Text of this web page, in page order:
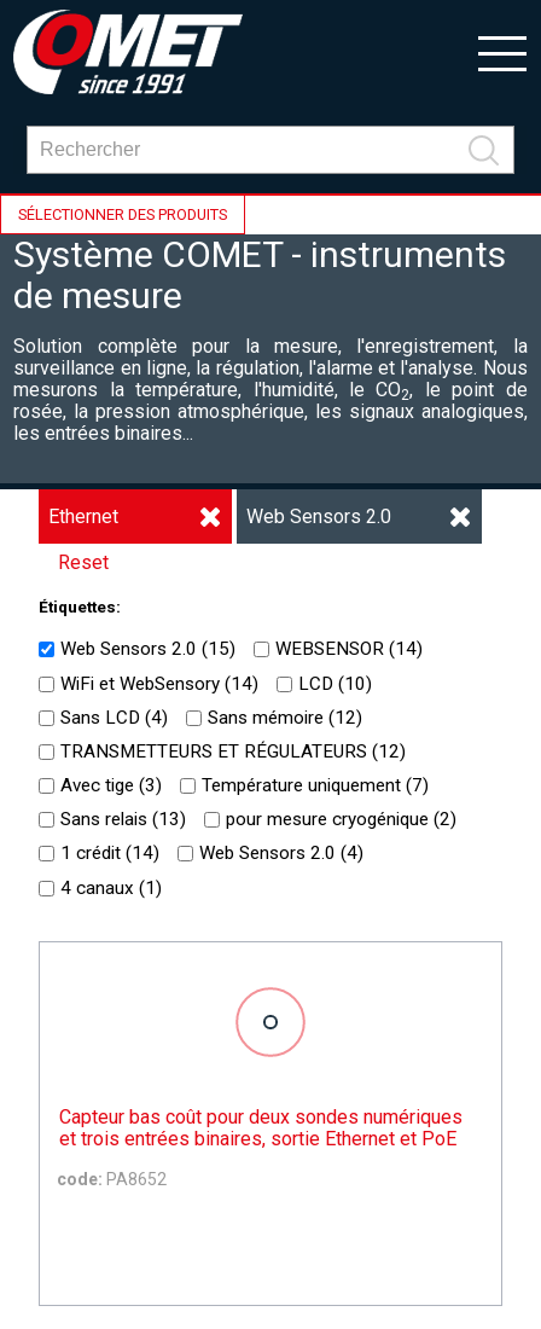
SÉLECTIONNER DES PRODUITS
Système COMET - instruments
de mesure
Solution complète pour la mesure, l'enregistrement, la
surveillance en ligne, la régulation, l'alarme et l'analyse. Nous
mesurons la température, l'humidité, le CO2, le point de
rosée, la pression atmosphérique, les signaux analogiques,
les entrées binaires...
Ethernet Web Sensors 2.0
Reset
Étiquettes:
Web Sensors 2.0 (15) WEBSENSOR (14)
WiFi et WebSensory (14) LCD (10)
Sans LCD (4) Sans mémoire (12)
TRANSMETTEURS ET RÉGULATEURS (12)
Avec tige (3) Température uniquement (7)
Sans relais (13) pour mesure cryogénique (2)
1 crédit (14) Web Sensors 2.0 (4)
4 canaux (1)
Capteur bas coût pour deux sondes numériques
et trois entrées binaires, sortie Ethernet et PoE
code: PA8652